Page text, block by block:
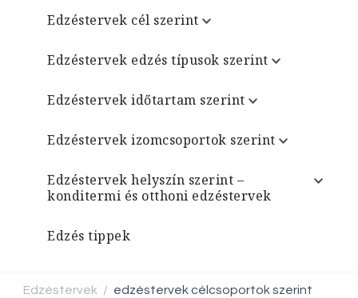
Edzéstervek cél szerint
Edzéstervek edzés típusok szerint
Edzéstervek időtartam szerint
Edzéstervek izomcsoportok szerint
Edzéstervek helyszín szerint –
konditermi és otthoni edzéstervek
Edzés tippek
Edzéstervek / edzéstervek célcsoportok szerint